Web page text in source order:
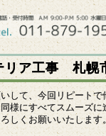
リア工事 札幌
して、今回リピート
様にすべてスムーズ
しくお願いいたします